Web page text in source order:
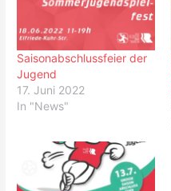
Saisonabschlussfeier der
Jugend
17. Juni 2022
In "News"